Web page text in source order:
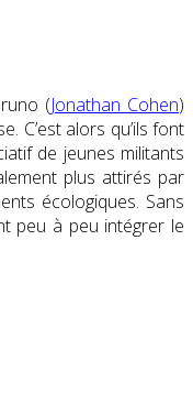
(Jonathan Cohen)
C’est alors qu’ils font
de jeunes militants
plus attirés par
écologiques. Sans
peu à peu intégrer le